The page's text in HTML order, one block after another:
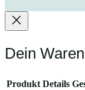
Dein
Produkt Details